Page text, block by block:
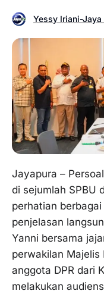
Yessy Iriani-Jaya
Jayapura –
di sejumlah SPBU
perhatian
penjelasan
Yanni bersama
perwakilan Majelis
anggota DPR dari
melakukan